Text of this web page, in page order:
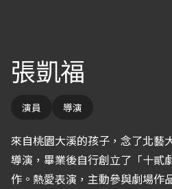
張凱福
演員 導演
來自桃園大溪的孩子，念了北藝
導演，畢業後自行創立了「十貳
作。熱愛表演，主動參與劇場作